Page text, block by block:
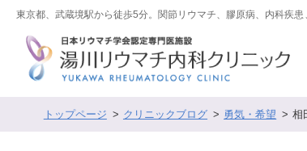
東京都、武蔵境駅から徒歩5分。関節リウマチ、膠原病、内科疾
トップページ クリニックブログ 勇気・希望 相